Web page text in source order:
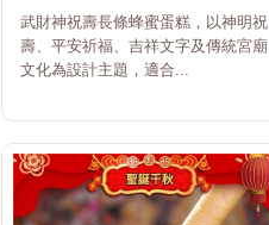
武財神祝壽長條蜂蜜蛋糕，以神明祝
壽、平安祈福、吉祥文字及傳統宮廟
文化為設計主題，適合...